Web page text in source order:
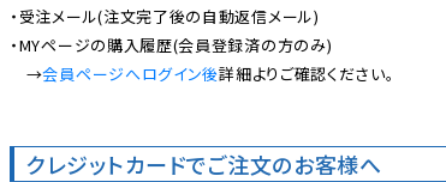
・受注メール(注文完了後の自動返信メール)
・MYページの購入履歴(会員登録済の方のみ)
→会員ページへログイン後詳細よりご確認ください。
クレジットカードでご注文のお客様へ